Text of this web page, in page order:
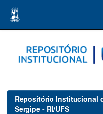
navigation
Repositório Institucional
Sergipe - RI/UFS